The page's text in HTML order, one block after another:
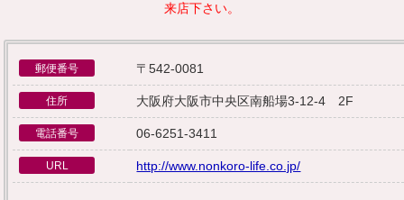
来店下さい。
郵便番号 〒542-0081
住所 大阪府大阪市中央区南船場3-12-4 2F
電話番号 06-6251-3411
URL http://www.nonkoro-life.co.jp/